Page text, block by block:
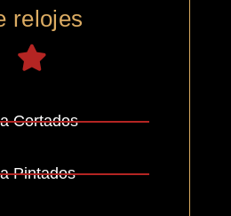
relojes
Cortados
Pintados